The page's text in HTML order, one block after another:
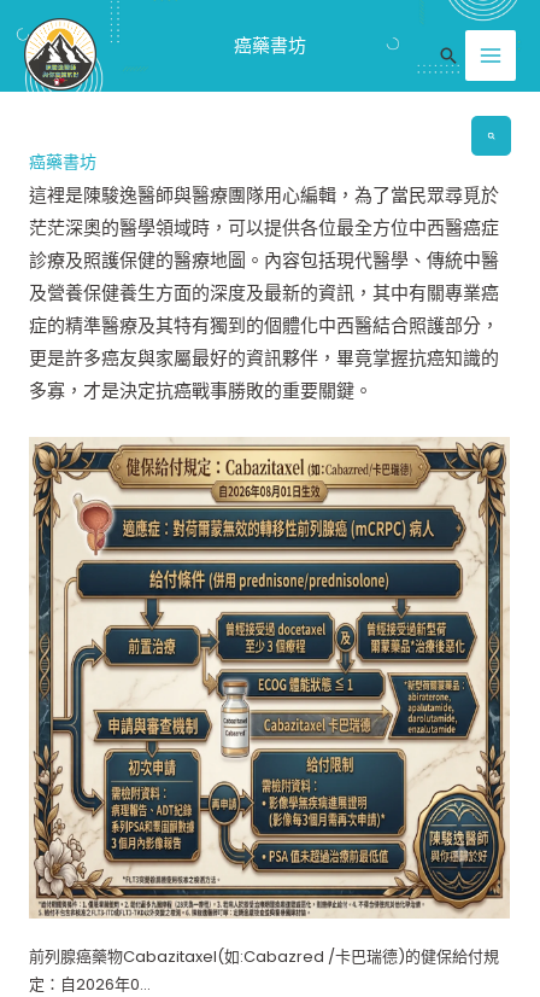
搜
尋
癌藥書坊
癌藥書坊
這裡是陳駿逸醫師與醫療團隊用心編輯，為了當民眾尋覓於
茫茫深奧的醫學領域時，可以提供各位最全方位中西醫癌症
診療及照護保健的醫療地圖。內容包括現代醫學、傳統中醫
及營養保健養生方面的深度及最新的資訊，其中有關專業癌
症的精準醫療及其特有獨到的個體化中西醫結合照護部分，
更是許多癌友與家屬最好的資訊夥伴，畢竟掌握抗癌知識的
多寡，才是決定抗癌戰事勝敗的重要關鍵。
前列腺癌藥物Cabazitaxel(如:Cabazred /卡巴瑞德)的健保給付規
定：自2026年0...